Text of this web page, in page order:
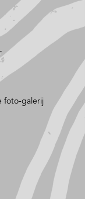
foto-galerij